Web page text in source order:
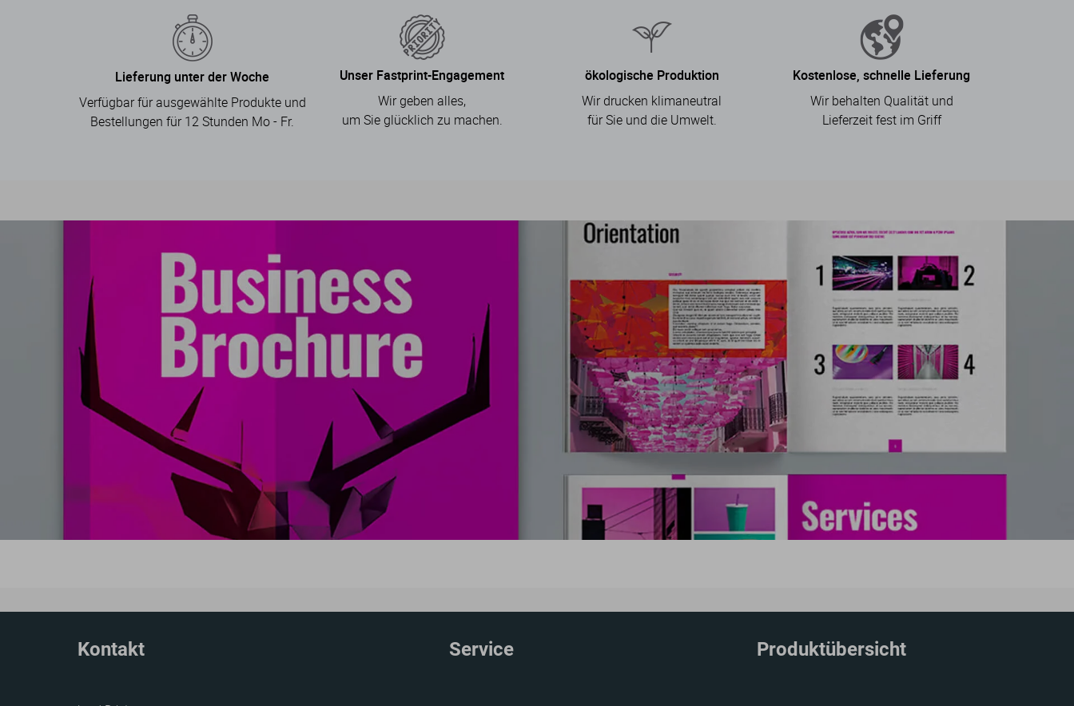
Lieferung unter der Woche
Verfügbar für ausgewählte Produkte und
Bestellungen für 12 Stunden Mo - Fr.
Unser Fastprint-Engagement
Wir geben alles,
um Sie glücklich zu machen.
ökologische Produktion
Wir drucken klimaneutral
für Sie und die Umwelt.
Kostenlose, schnelle Lieferung
Wir behalten Qualität und
Lieferzeit fest im Griff
Kontakt Produktübersicht
Service